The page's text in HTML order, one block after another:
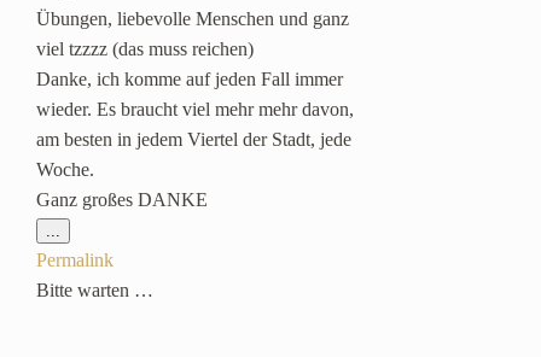
Übungen, liebevolle Menschen und ganz
viel tzzzz (das muss reichen)
Danke, ich komme auf jeden Fall immer
wieder. Es braucht viel mehr mehr davon,
am besten in jedem Viertel der Stadt, jede
Woche.
Ganz großes DANKE
...
Metabox
ein-/ausblenden.
Permalink
Bitte warten …